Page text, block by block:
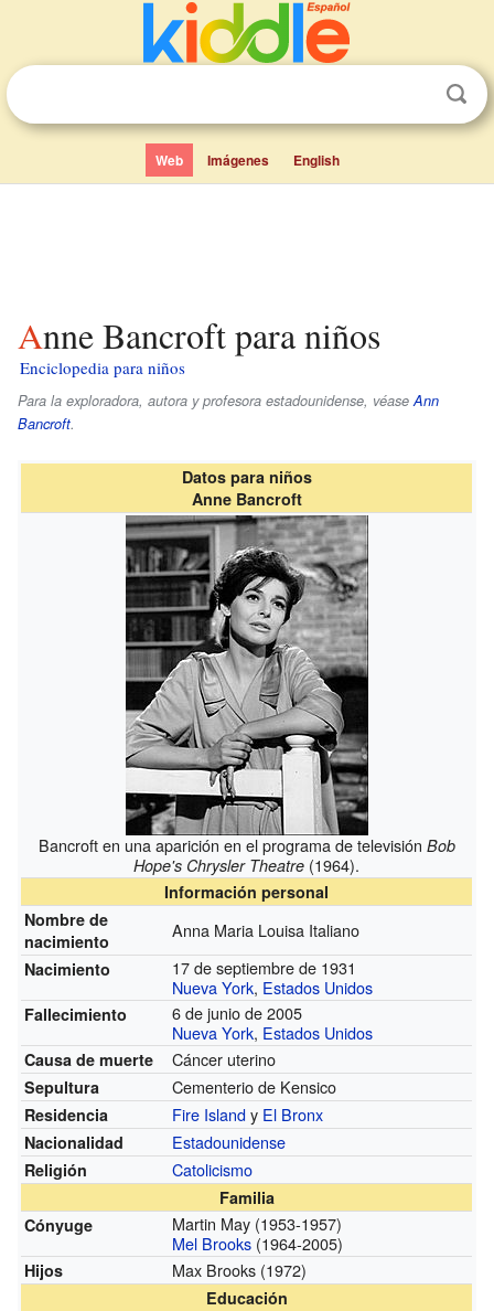
Web Imágenes English
Anne Bancroft para niños
Enciclopedia para niños
Para la exploradora, autora y profesora estadounidense, véaseAnn
Bancroft.
Datos para niños
Anne Bancroft
Bancroft en una aparición en el programa de televisión Bob
Hope's Chrysler Theatre (1964).
Información personal
Nombre de
nacimiento
Anna Maria Louisa Italiano
Nacimiento
17 de septiembre de 1931
Nueva York, Estados Unidos
Fallecimiento
6 de junio de 2005
Nueva York, Estados Unidos
Causa de muerte Cáncer uterino
Sepultura Cementerio de Kensico
Residencia Fire Islandy El Bronx
Nacionalidad Estadounidense
Religión Catolicismo
Familia
Cónyuge
Martin May (1953-1957)
Mel Brooks (1964-2005)
Hijos Max Brooks (1972)
Educación